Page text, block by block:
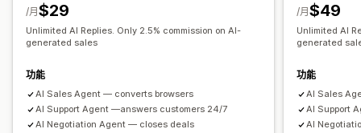
$29
/月
Unlimited AI Replies. Only 2.5% commission on AI-
generated sales
功能
AI Sales Agent — converts browsers
AI Support Agent —answers customers 24/7
AI Negotiation Agent — closes deals
$49
/月
Unlimited AI
generated
功能
AI Sales
AI Support
AI